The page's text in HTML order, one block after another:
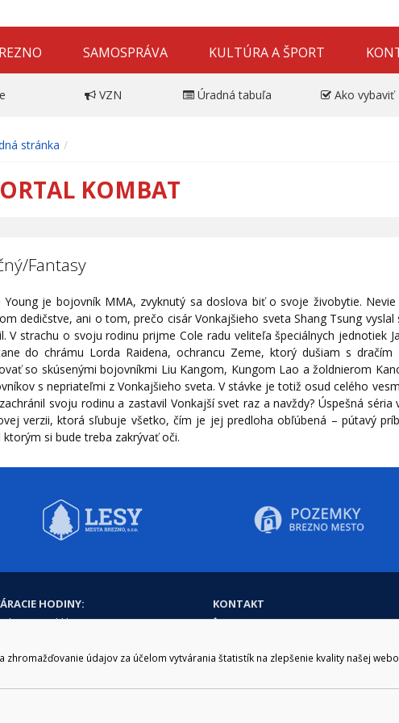
zhromažďovanie údajov za účelom vytvárania štatistík na zlepšenie kvality našej
SAMOSPRÁVA KULTÚRA A ŠPORT
VZN Úradná tabuľa Ako vybaviť
stránka
KOMBAT
Fantasy
Young je bojovník MMA, zvyknutý sa doslova biť o svoje živobytie.
dedičstve, ani o tom, prečo cisár Vonkajšieho sveta Shang Tsung
V strachu o svoju rodinu prijme Cole radu veliteľa špeciálnych jednotiek
do chrámu Lorda Raidena, ochrancu Zeme, ktorý dušiam s
so skúsenými bojovníkmi Liu Kangom, Kungom Lao a žoldnierom
s nepriateľmi z Vonkajšieho sveta. V stávke je totiž osud celého
svoju rodinu a zastavil Vonkajší svet raz a navždy? Úspešná
verzii, ktorá sľubuje všetko, čím je jej predloha obľúbená – pútavý
ktorým si bude treba zakrývať oči.
HODINY:
kliknite tu:
prestávka
KONTAKT
048/28 56 301, 048/28 56 302